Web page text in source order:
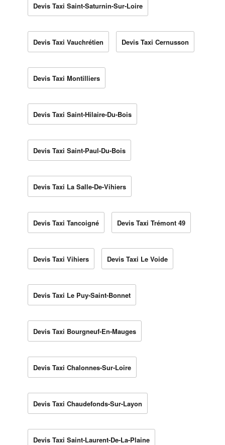
Devis Taxi Saint-Saturnin-Sur-Loire
Devis Taxi Vauchrétien Devis Taxi Cernusson
Devis Taxi Montilliers
Devis Taxi Saint-Hilaire-Du-Bois
Devis Taxi Saint-Paul-Du-Bois
Devis Taxi La Salle-De-Vihiers
Devis Taxi Tancoigné Devis Taxi Trémont 49
Devis Taxi Vihiers Devis Taxi Le Voide
Devis Taxi Le Puy-Saint-Bonnet
Devis Taxi Bourgneuf-En-Mauges
Devis Taxi Chalonnes-Sur-Loire
Devis Taxi Chaudefonds-Sur-Layon
Devis Taxi Saint-Laurent-De-La-Plaine